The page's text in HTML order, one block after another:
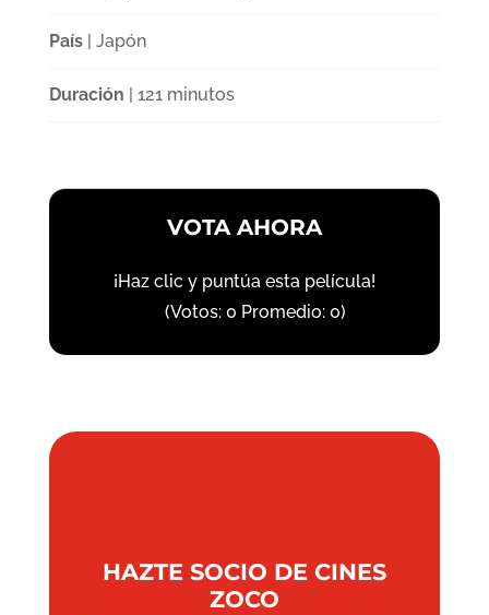
País| Japón
Duración | 121 minutos
VOTA AHORA
¡Haz clic y puntúa esta película!
(Votos: 0 Promedio: 0)
HAZTE SOCIO DE CINES
ZOCO